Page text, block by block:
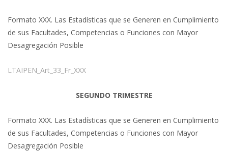
Formato XXX. Las Estadísticas que se Generen en Cumplimiento
de sus Facultades, Competencias o Funciones con Mayor
Desagregación Posible
LTAIPEN_Art_33_Fr_XXX
SEGUNDO TRIMESTRE
Formato XXX. Las Estadísticas que se Generen en Cumplimiento
de sus Facultades, Competencias o Funciones con Mayor
Desagregación Posible